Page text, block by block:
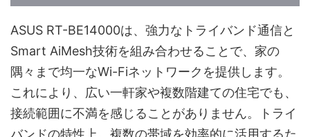
ASUS RT-BE14000は、強力なトライバンド通信と
Smart AiMesh技術を組み合わせることで、家の
隅々まで均一なWi-Fiネットワークを提供します。
これにより、広い一軒家や複数階建ての住宅でも、
接続範囲に不満を感じることがありません。トライ
バンドの特性上、複数の帯域を効率的に活用するた